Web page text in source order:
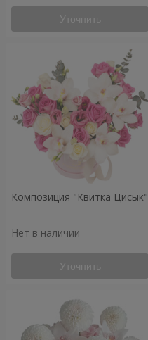
Уточнить
Композиция "Квитка Цисык"
Нет в наличии
Уточнить